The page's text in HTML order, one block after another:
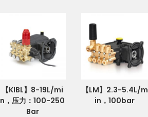
【KIBL】8-19L/mi
n，压力：100-250
Bar
【LM】2.3-5.4L/m
in，100bar